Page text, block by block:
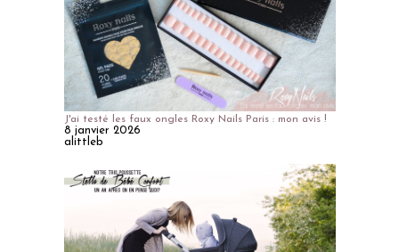
J'ai testé les faux ongles Roxy Nails Paris : mon avis !
8 janvier 2026
alittleb